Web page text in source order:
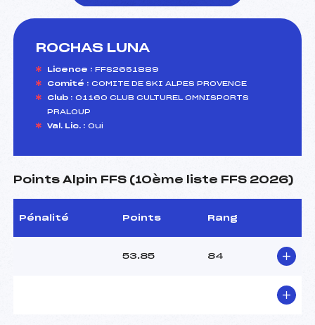
ROCHAS LUNA
Licence : FFS2651889
Comité : COMITE DE SKI ALPES PROVENCE
Club : 01160 CLUB CULTUREL OMNISPORTS
PRALOUP
Val. Lic. : Oui
Points Alpin FFS (10ème liste FFS 2026)
Pénalité Points Rang
53.85 84